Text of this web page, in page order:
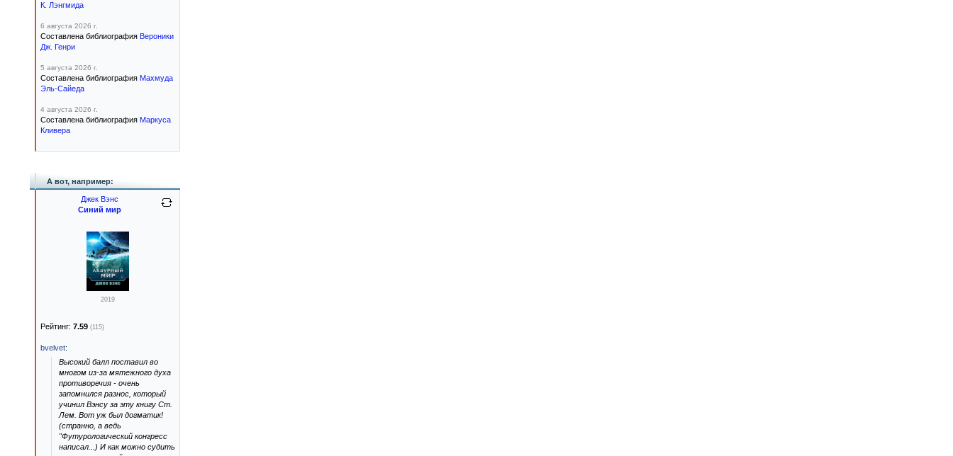
К. Лэнгмида
6 августа 2026 г.
Составлена библиография Вероники
Дж. Генри
5 августа 2026 г.
Составлена библиография Махмуда
Эль-Сайеда
4 августа 2026 г.
Составлена библиография Маркуса
Кливера
А вот, например:
Джек Вэнс
Синий мир
2019
Рейтинг: 7.59 (115)
bvelvet:
Высокий балл поставил во
многом из-за мятежного духа
противоречия - очень
запомнился разнос, который
учинил Вэнсу за эту книгу Ст.
Лем. Вот уж был догматик!
(странно, а ведь
"Футурологический конгресс
написал...) И как можно судить